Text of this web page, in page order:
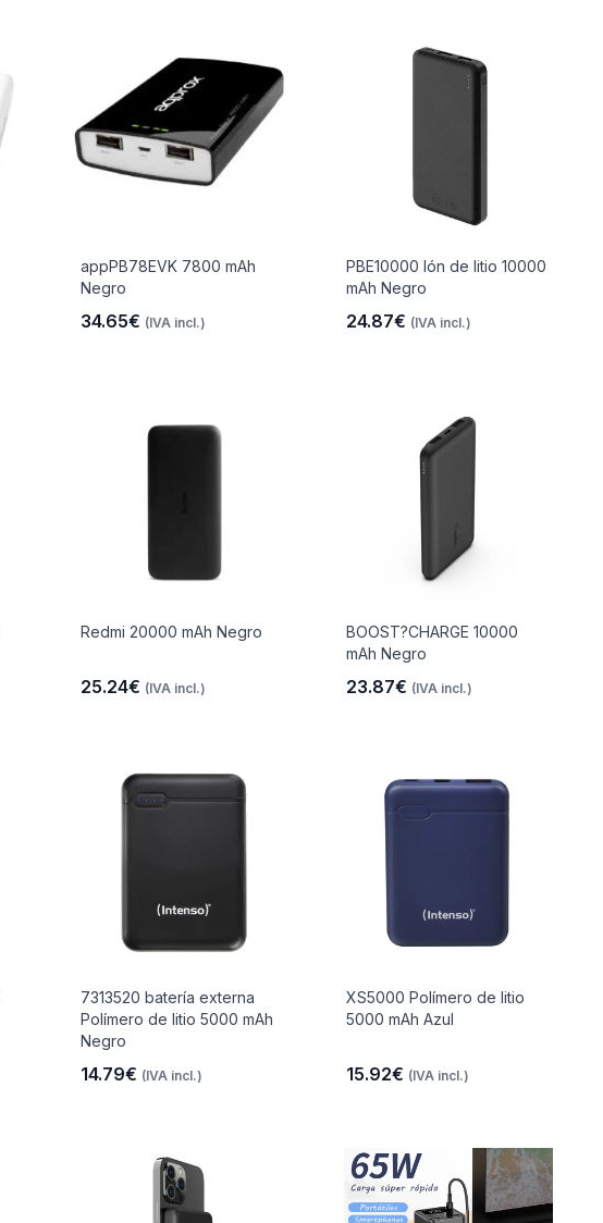
appPB78EVK 7800 mAh
Negro
34.65€ (IVA incl.)
PBE10000 Ión de litio 10000
mAh Negro
24.87€ (IVA incl.)
Redmi 20000 mAh Negro
25.24€ (IVA incl.)
BOOST?CHARGE 10000
mAh Negro
23.87€ (IVA incl.)
7313520 batería externa
Polímero de litio 5000 mAh
Negro
14.79€ (IVA incl.)
XS5000 Polímero de litio
5000 mAh Azul
15.92€ (IVA incl.)